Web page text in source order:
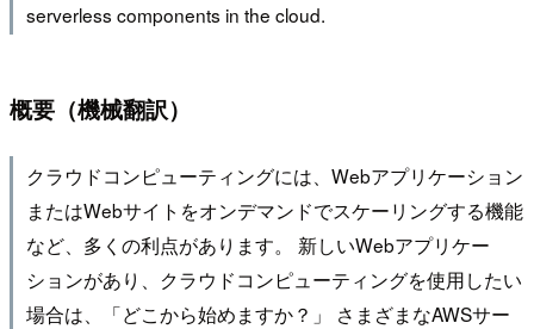
serverless components in the cloud.
概要（機械翻訳）
クラウドコンピューティングには、Webアプリケーション
またはWebサイトをオンデマンドでスケーリングする機能
など、多くの利点があります。 新しいWebアプリケー
ションがあり、クラウドコンピューティングを使用したい
場合は、「どこから始めますか？」 さまざまなAWSサー